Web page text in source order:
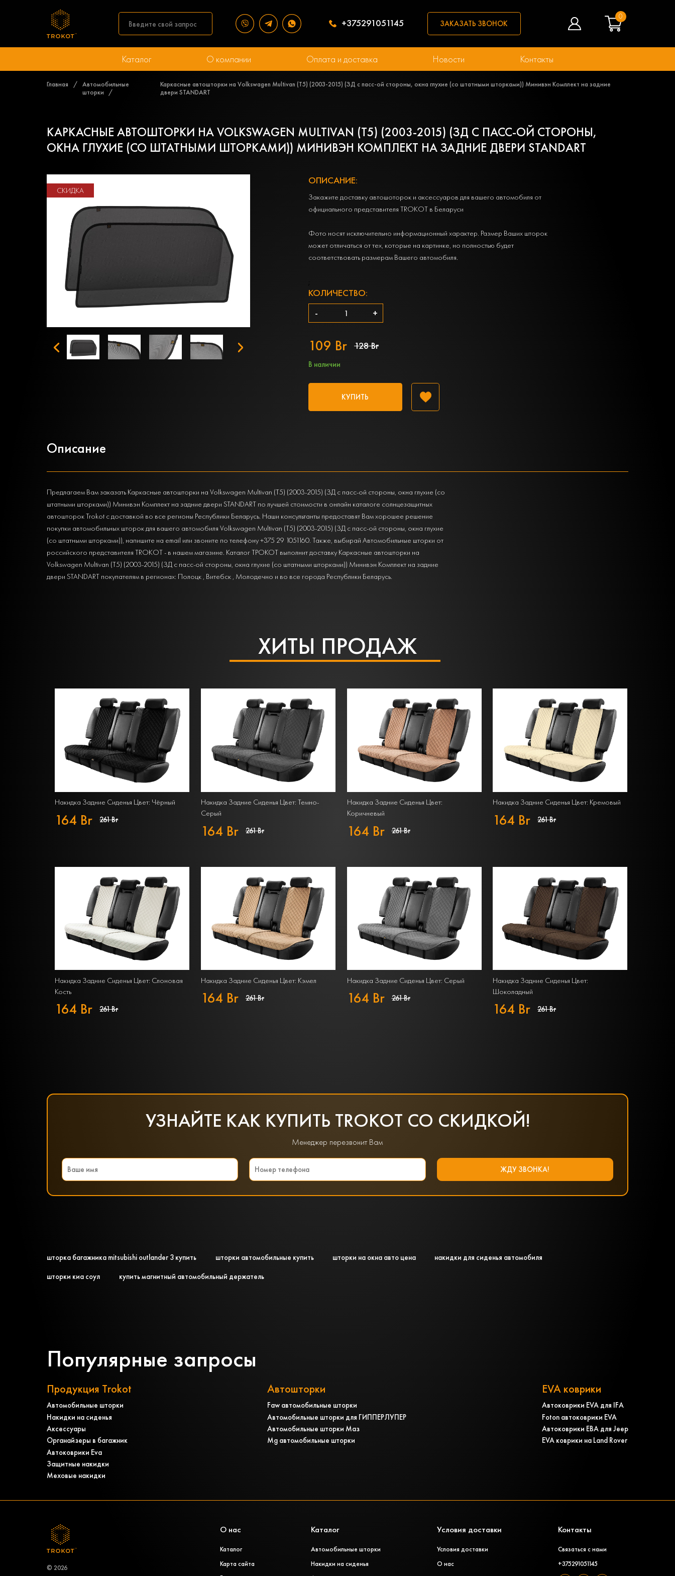
+375291051145 ЗАКАЗАТЬ ЗВОНОК
0
Каталог О компании Оплата и доставка Новости Контакты
Главная
Автомобильные
шторки
Каркасные автошторки на Volkswagen Multivan (T5) (2003-2015) (ЗД с пасс-ой стороны, окна глухие (со штатными шторками)) Минивэн Комплект на задние
двери STANDART
КАРКАСНЫЕ АВТОШТОРКИ НА VOLKSWAGEN MULTIVAN (T5) (2003-2015) (ЗД С ПАСС-ОЙ СТОРОНЫ,
ОКНА ГЛУХИЕ (СО ШТАТНЫМИ ШТОРКАМИ)) МИНИВЭН КОМПЛЕКТ НА ЗАДНИЕ ДВЕРИ STANDART
СКИДКА
ОПИСАНИЕ:
Закажите доставку автошоторок и аксессуаров для вашего автомобиля от
официального представителя TROKOT в Беларуси
Фото носят исключительно информационный характер. Размер Ваших шторок
может отличаться от тех, которые на картинке, но полностью будет
соответствовать размерам Вашего автомобиля.
КОЛИЧЕСТВО:
-
+
109 Br 128 Br
В наличии
КУПИТЬ
Описание
Предлагаем Вам заказать Каркасные автошторки на Volkswagen Multivan (T5) (2003-2015) (ЗД с пасс-ой стороны, окна глухие (со
штатными шторками)) Минивэн Комплект на задние двери STANDART по лучшей стоимости в онлайн каталоге солнцезащитных
автошторок Trokot с доставкой во все регионы Республики Беларусь. Наши консультанты предоставят Вам хорошее решение
покупки автомобильных шторок для вашего автомобиля Volkswagen Multivan (T5) (2003-2015) (ЗД с пасс-ой стороны, окна глухие
(со штатными шторками)), напишите на email или звоните по телефону +375 29 1051160. Также, выбирай Автомобильные шторки от
российского представителя TROKOT - в нашем магазине. Каталог ТРОКОТ выполнит доставку Каркасные автошторки на
Volkswagen Multivan (T5) (2003-2015) (ЗД с пасс-ой стороны, окна глухие (со штатными шторками)) Минивэн Комплект на задние
двери STANDART покупателям в регионах: Полоцк , Витебск , Молодечно и во все города Республики Беларусь.
ХИТЫ ПРОДАЖ
Накидка Задние Сиденья Цвет: Чёрный
164 Br 261 Br
Накидка Задние Сиденья Цвет: Темно-
Серый
164 Br 261 Br
Накидка Задние Сиденья Цвет:
Коричневый
164 Br 261 Br
Накидка Задние Сиденья Цвет: Кремовый
164 Br 261 Br
Накидка Задние Сиденья Цвет: Слоновая
Кость
164 Br 261 Br
Накидка Задние Сиденья Цвет: Кэмел
164 Br 261 Br
Накидка Задние Сиденья Цвет: Серый
164 Br 261 Br
Накидка Задние Сиденья Цвет:
Шоколадный
164 Br 261 Br
Популярные запросы
Продукция Trokot
Автомобильные шторки
Накидки на сиденья
Аксессуары
Органайзеры в багажник
Автоковрики Eva
Защитные накидки
Меховые накидки
Автошторки
Faw автомобильные шторки
Автомобильные шторки для ГИППЕРЛУПЕР
Автомобильные шторки Маз
Mg автомобильные шторки
EVA коврики
Автоковрики EVA для IFA
Foton автоковрики EVA
Автоковрики ЕВА для Jeep
EVA коврики на Land Rover
УЗНАЙТЕ КАК КУПИТЬ TROKOT СО СКИДКОЙ!
Менеджер перезвонит Вам
шторка багажника mitsubishi outlander 3 купить шторки автомобильные купить шторки на окна авто цена
накидки для сиденья автомобиля
шторки киа соул
купить магнитный автомобильный держатель
© 2026
О нас
Каталог
Карта сайта
Каталог
Автомобильные шторки
Накидки на сиденья
Условия доставки
Условия доставки
О нас
Контакты
Связаться с нами
+375291051145